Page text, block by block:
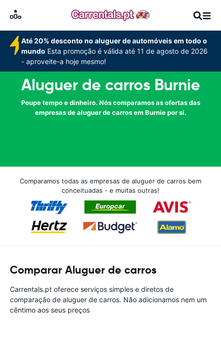
Até 20% desconto no aluguer de automóveis em todo o
mundo Esta promoção é válida até 11 de agosto de 2026
- aproveite-a hoje mesmo!
Aluguer de carros Burnie
Poupe tempo e dinheiro. Nós comparamos as ofertas das
empresas de aluguer de carros em Burnie por si.
Comparamos todas as empresas de aluguer de carros bem
conceituadas - e muitas outras!
Comparar Aluguer de carros
Carrentals.pt oferece serviços simples e diretos de
comparação de aluguer de carros. Não adicionamos nem um
cêntimo aos seus preços